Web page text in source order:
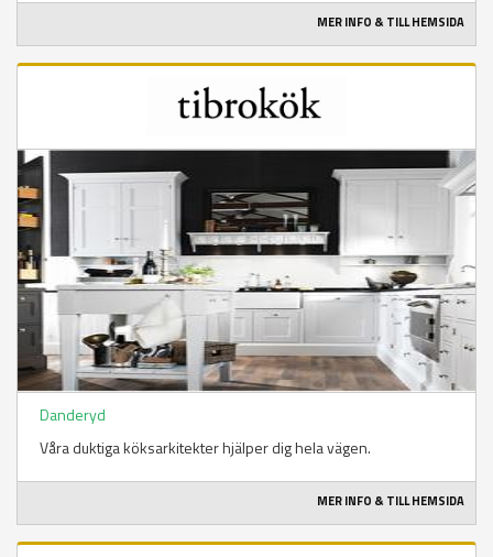
MER INFO & TILL HEMSIDA
Danderyd
Våra duktiga köksarkitekter hjälper dig hela vägen.
MER INFO & TILL HEMSIDA